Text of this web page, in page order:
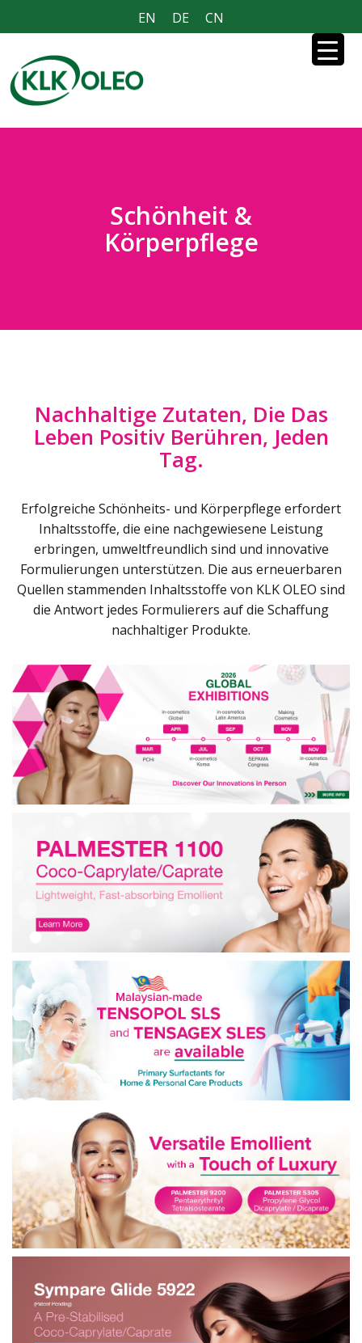
EN DE CN
Schönheit &
Körperpflege
Nachhaltige Zutaten, Die Das
Leben Positiv Berühren, Jeden
Tag.
Erfolgreiche Schönheits- und Körperpflege erfordert
Inhaltsstoffe, die eine nachgewiesene Leistung
erbringen, umweltfreundlich sind und innovative
Formulierungen unterstützen. Die aus erneuerbaren
Quellen stammenden Inhaltsstoffe von KLK OLEO sind
die Antwort jedes Formulierers auf die Schaffung
nachhaltiger Produkte.